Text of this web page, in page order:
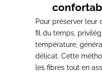
Pour préserver leur
fil du temps,
température,
délicat. Cette
les fibres tout en